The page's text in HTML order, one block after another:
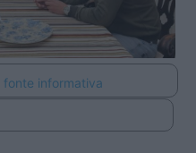
fonte informativa